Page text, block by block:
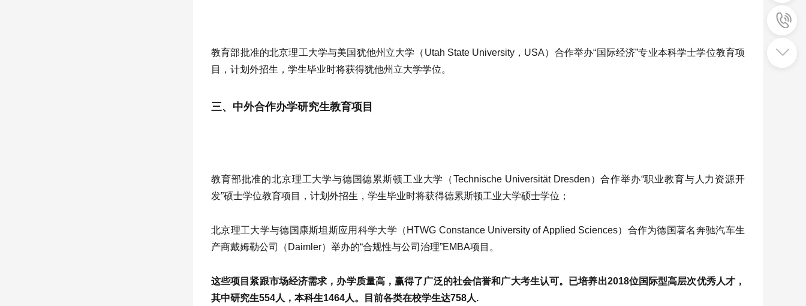
教育部批准的北京理工大学与美国犹他州立大学（Utah State University，USA）合作举办“国际经济”专业本科学士学位教育项
目，计划外招生，学生毕业时将获得犹他州立大学学位。
三、中外合作办学研究生教育项目
教育部批准的北京理工大学与德国德累斯顿工业大学（Technische Universität Dresden）合作举办“职业教育与人力资源开
发”硕士学位教育项目，计划外招生，学生毕业时将获得德累斯顿工业大学硕士学位；
北京理工大学与德国康斯坦斯应用科学大学（HTWG Constance University of Applied Sciences）合作为德国著名奔驰汽车生
产商戴姆勒公司（Daimler）举办的“合规性与公司治理”EMBA项目。
这些项目紧跟市场经济需求，办学质量高，赢得了广泛的社会信誉和广大考生认可。已培养出2018位国际型高层次优秀人才，
其中研究生554人，本科生1464人。目前各类在校学生达758人.